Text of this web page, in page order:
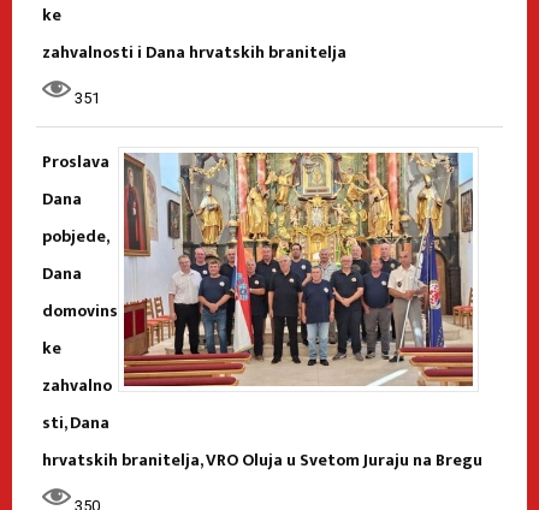
ke
zahvalnosti i Dana hrvatskih branitelja
351
Proslava
Dana
pobjede,
Dana
domovins
ke
zahvalno
sti, Dana
hrvatskih branitelja, VRO Oluja u Svetom Juraju na Bregu
350